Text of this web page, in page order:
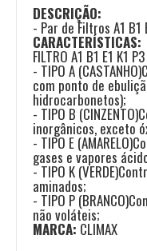
DESCRIÇÃO:
- Par de Filtros A1
CARACTERÍSTICAS:
FILTRO A1 B1 E1 K1
- TIPO A
com ponto de
hidrocarbonetos);
- TIPO B
inorgânicos, exceto
- TIPO E
gases e vapores
- TIPO K
aminados;
- TIPO P
não voláteis;
MARCA: CLIMAX